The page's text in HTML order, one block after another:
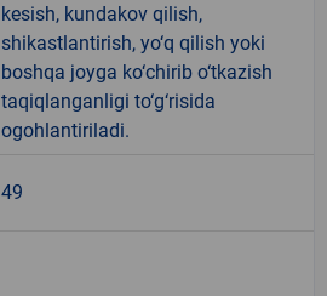
kesish, kundakov qilish,
shikastlantirish, yo‘q qilish yoki
boshqa joyga ko‘chirib o‘tkazish
taqiqlanganligi to‘g‘risida
ogohlantiriladi.
49